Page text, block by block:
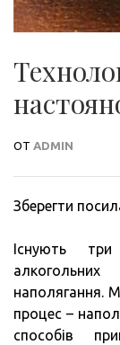
ОТ ADMIN
Зберегти
Існують
наполягання.
процес –
способів